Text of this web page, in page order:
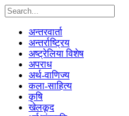
अन्तरवार्ता
अन्तर्राष्ट्रिय
अष्ट्रेलिया विशेष
अपराध
अर्थ-वाणिज्य
कला-साहित्य
कृषि
खेलकूद